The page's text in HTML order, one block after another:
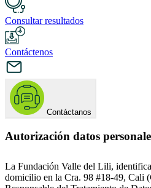
Consultar resultados
Contáctenos
Contáctanos
Autorización datos
La Fundación Valle del Lili,
domicilio en la Cra. 98 #18-49, Cali